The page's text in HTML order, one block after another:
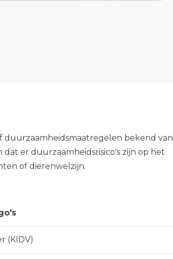
duurzaamheidsmaatregelen bekend van
er duurzaamheidsrisico's zijn op het
of dierenwelzijn.
(KIDV)